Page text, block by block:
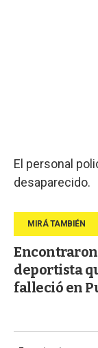
El personal
desaparecido.
Encontraron
deportista
falleció en